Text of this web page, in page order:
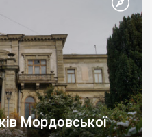
Мордовської